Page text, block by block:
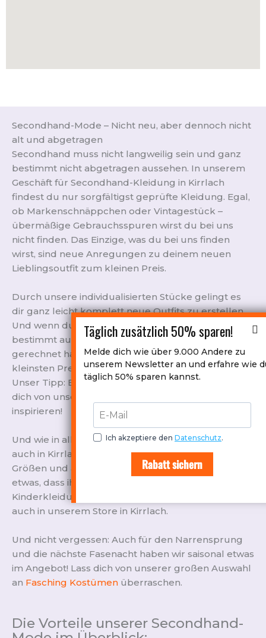
Secondhand-Mode – Nicht neu, aber dennoch nicht
alt und abgetragen
Secondhand muss nicht langweilig sein und ganz
bestimmt nicht abgetragen aussehen. In unserem
Geschäft für Secondhand-Kleidung in Kirrlach
findest du nur sorgfältigst geprüfte Kleidung. Egal,
ob Markenschnäppchen oder Vintagestück –
übermäßige Gebrauchsspuren wirst du bei uns
nicht finden. Das Einzige, was du bei uns finden
wirst, sind neue Anregungen zu deinem neuen
Lieblingsoutfit zum kleinen Preis.
Durch unsere individualisierten Stücke gelingt es
dir ganz leicht komplett neue Outfits zu erstellen.
Und wenn du nicht findest, wonach suchst, wirst du
bestimmt auf etwas stoßen, womit du nicht
gerechnet hast und dir so ganz schnell zum
kleinsten Preis ein neues Outfit zusammenstellen.
Unser Tipp: Bleibe spontan und offen und lasse
dich von unseren stetig wechselndem Sortiment
inspirieren!
Und wie in allen anderen SecondPlus Filialen gilt
auch in Kirrlach – Individualität gibt es in allen
Größen und auch die Kleinsten finden bestimmt
etwas, dass ihnen gefällt. Secondhand-
Kinderkleidung in allen Größen findest du nämlich
auch in unserem Store in Kirrlach.
Und nicht vergessen: Auch für den Narrensprung
und die nächste Fasenacht haben wir saisonal etwas
im Angebot! Lass dich von unserer großen Auswahl
an Fasching Kostümen überraschen.
Die Vorteile unserer Secondhand-
Melde dich wie über 9.000 Andere zu
unserem Newsletter an und erfahre wie
täglich 50% sparen kannst.
Täglich zusätzlich 50% sparen!
Ich akzeptiere den Datenschutz.
Rabatt sichern